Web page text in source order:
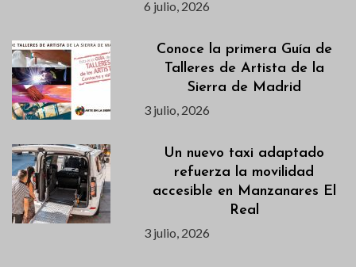
6 julio, 2026
Conoce la primera Guía de
Talleres de Artista de la
Sierra de Madrid
3 julio, 2026
Un nuevo taxi adaptado
refuerza la movilidad
accesible en Manzanares El
Real
3 julio, 2026